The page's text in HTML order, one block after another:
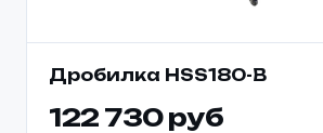
Дробилка HSS180-B
122 730 руб